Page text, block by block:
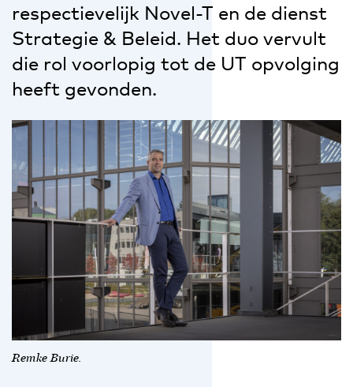
respectievelijk Novel-T en de dienst
Strategie & Beleid. Het duo vervult
die rol voorlopig tot de UT opvolging
heeft gevonden.
Remke Burie.